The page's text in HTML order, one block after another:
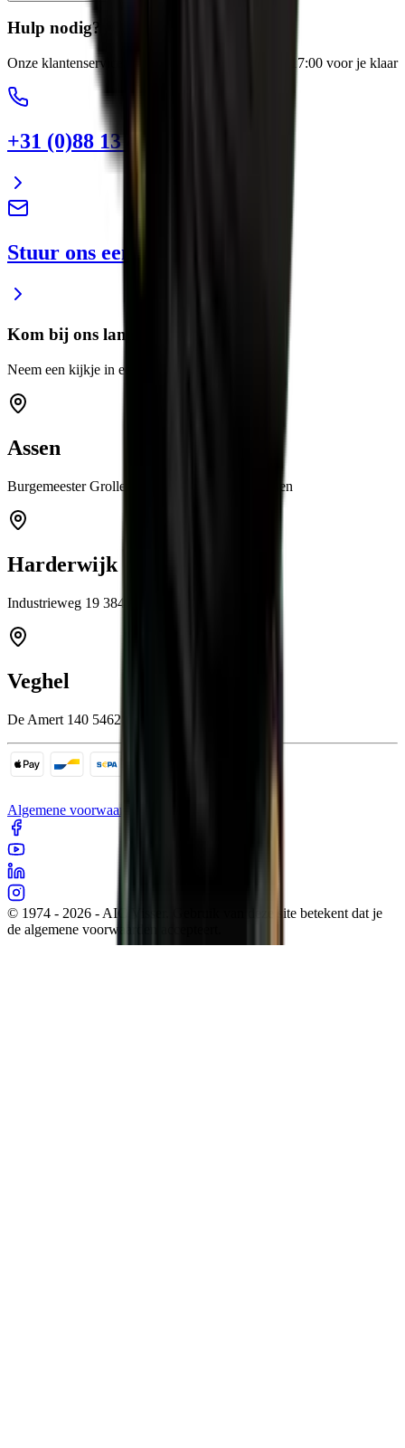
Hulp nodig?
Onze klantenservice staat elke werkdag van 8:00-17:00 voor je klaar
+31 (0)88 13 43 600
Stuur ons een e-mail
Kom bij ons langs
Neem een kijkje in een van onze showrooms
Assen
Burgemeester Grollemanweg 12a 9405 TN Assen
Harderwijk
Industrieweg 19 3846 BB Harderwijk
Veghel
De Amert 140 5462 GH Veghel
Algemene voorwaarden
© 1974 - 2026 - AIC Visser. Gebruik van deze site betekent dat je
de algemene voorwaarden accepteert.